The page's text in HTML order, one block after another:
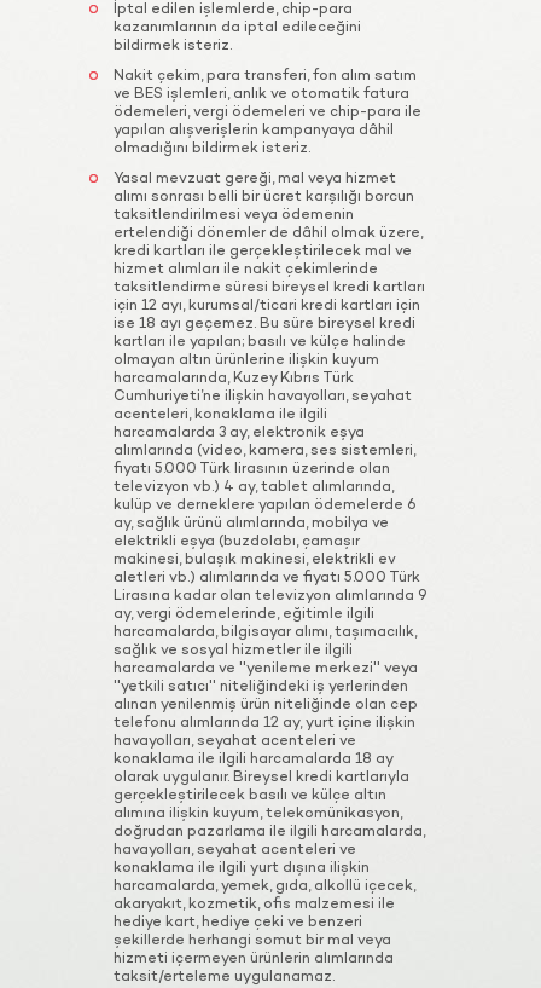
İptal edilen işlemlerde, chip-para
kazanımlarının da iptal edileceğini
bildirmek isteriz.
Nakit çekim, para transferi, fon alım satım
ve BES işlemleri, anlık ve otomatik fatura
ödemeleri, vergi ödemeleri ve chip-para ile
yapılan alışverişlerin kampanyaya dâhil
olmadığını bildirmek isteriz.
Yasal mevzuat gereği, mal veya hizmet
alımı sonrası belli bir ücret karşılığı borcun
taksitlendirilmesi veya ödemenin
ertelendiği dönemler de dâhil olmak üzere,
kredi kartları ile gerçekleştirilecek mal ve
hizmet alımları ile nakit çekimlerinde
taksitlendirme süresi bireysel kredi kartları
için 12 ayı, kurumsal/ticari kredi kartları için
ise 18 ayı geçemez. Bu süre bireysel kredi
kartları ile yapılan; basılı ve külçe halinde
olmayan altın ürünlerine ilişkin kuyum
harcamalarında, Kuzey Kıbrıs Türk
Cumhuriyeti’ne ilişkin havayolları, seyahat
acenteleri, konaklama ile ilgili
harcamalarda 3 ay, elektronik eşya
alımlarında (video, kamera, ses sistemleri,
fiyatı 5.000 Türk lirasının üzerinde olan
televizyon vb.) 4 ay, tablet alımlarında,
kulüp ve derneklere yapılan ödemelerde 6
ay, sağlık ürünü alımlarında, mobilya ve
elektrikli eşya (buzdolabı, çamaşır
makinesi, bulaşık makinesi, elektrikli ev
aletleri vb.) alımlarında ve fiyatı 5.000 Türk
Lirasına kadar olan televizyon alımlarında 9
ay, vergi ödemelerinde, eğitimle ilgili
harcamalarda, bilgisayar alımı, taşımacılık,
sağlık ve sosyal hizmetler ile ilgili
harcamalarda ve ''yenileme merkezi'' veya
''yetkili satıcı'' niteliğindeki iş yerlerinden
alınan yenilenmiş ürün niteliğinde olan cep
telefonu alımlarında 12 ay, yurt içine ilişkin
havayolları, seyahat acenteleri ve
konaklama ile ilgili harcamalarda 18 ay
olarak uygulanır. Bireysel kredi kartlarıyla
gerçekleştirilecek basılı ve külçe altın
alımına ilişkin kuyum, telekomünikasyon,
doğrudan pazarlama ile ilgili harcamalarda,
havayolları, seyahat acenteleri ve
konaklama ile ilgili yurt dışına ilişkin
harcamalarda, yemek, gıda, alkollü içecek,
akaryakıt, kozmetik, ofis malzemesi ile
hediye kart, hediye çeki ve benzeri
şekillerde herhangi somut bir mal veya
hizmeti içermeyen ürünlerin alımlarında
taksit/erteleme uygulanamaz.